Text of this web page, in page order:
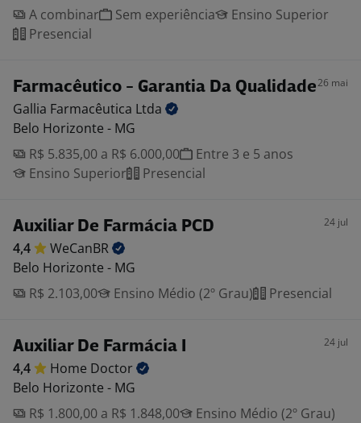
A combinar
Sem experiência
Ensino Superior
Presencial
Farmacêutico - Garantia Da Qualidade26 mai
Gallia Farmacêutica Ltda
Belo Horizonte - MG
R$ 5.835,00 a R$ 6.000,00
Entre 3 e 5 anos
Ensino Superior
Presencial
Auxiliar De Farmácia PCD 24 jul
4,4
WeCanBR
Belo Horizonte - MG
R$ 2.103,00
Ensino Médio (2º Grau) Presencial
Auxiliar De Farmácia I 24 jul
4,4 Home Doctor
Belo Horizonte - MG
R$ 1.800,00 a R$ 1.848,00
Ensino Médio (2º Grau)